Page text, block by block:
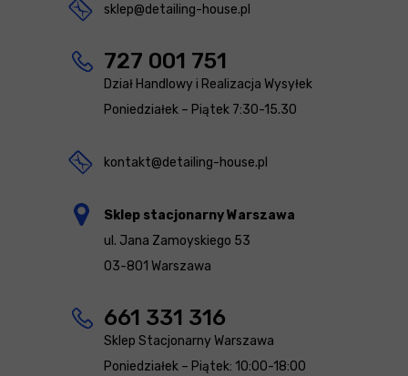
sklep@detailing-house.pl
727 001 751
Dział Handlowy i Realizacja Wysyłek
Poniedziałek – Piątek 7:30-15.30
kontakt@detailing-house.pl
Sklep stacjonarny Warszawa
ul. Jana Zamoyskiego 53
03-801 Warszawa
661 331 316
Sklep Stacjonarny Warszawa
Poniedziałek – Piątek: 10:00-18:00